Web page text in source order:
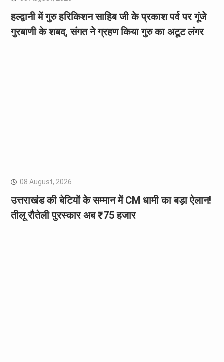
हल्द्वानी में गुरु हरिकिशन साहिब जी के प्रकाश पर्व पर गूंजे
गुरबाणी के शबद, संगत ने ग्रहण किया गुरु का अटूट लंगर
08 August, 2026
उत्तराखंड की बेटियों के सम्मान में CM धामी का बड़ा ऐलान!
तीलू रौतेली पुरस्कार अब ₹75 हजार